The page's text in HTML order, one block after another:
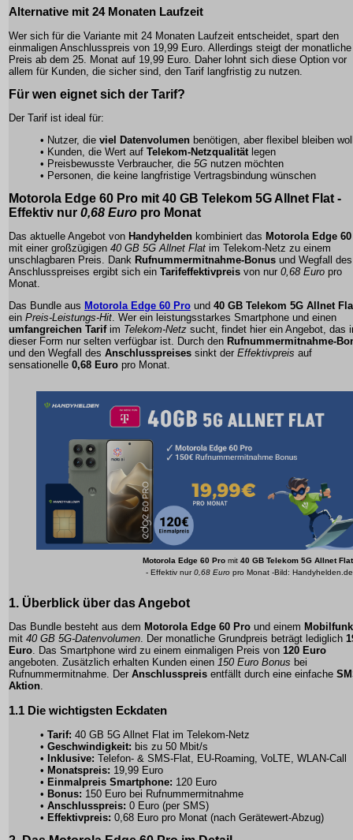
Alternative mit 24 Monaten Laufzeit
Wer sich für die Variante mit 24 Monaten Laufzeit entscheidet, spart den
einmaligen Anschlusspreis von 19,99 Euro. Allerdings steigt der monatliche
Preis ab dem 25. Monat auf 19,99 Euro . Daher lohnt sich diese Option vor
allem für Kunden, die sicher sind, den Tarif langfristig zu nutzen.
Für wen eignet sich der Tarif?
Der Tarif ist ideal für:
• Nutzer, die viel Datenvolumen benötigen, aber flexibel bleiben
• Kunden, die Wert auf Telekom-Netzqualität legen
• Preisbewusste Verbraucher, die 5G nutzen möchten
• Personen, die keine langfristige Vertragsbindung wünschen
Motorola Edge 60 Pro mit 40 GB Telekom 5G Allnet Flat -
Effektiv nur 0,68 Euro pro Monat
Das aktuelle Angebot von Handyhelden kombiniert das Motorola Edge
mit einer großzügigen 40 GB 5G Allnet Flat im Telekom-Netz zu einem
unschlagbaren Preis. Dank Rufnummermitnahme-Bonus und Wegfall des
Anschlusspreises ergibt sich ein Tarifeffektivpreis von nur 0,68 Euro pro
Monat.
Das Bundle aus Motorola Edge 60 Pro und 40 GB Telekom 5G Allnet
ein Preis-Leistungs-Hit . Wer ein leistungsstarkes Smartphone und einen
umfangreichen Tarifim Telekom-Netz sucht, findet hier ein Angebot, das
dieser Form nur selten verfügbar ist. Durch den Rufnummermitnahme-
und den Wegfall des Anschlusspreises sinkt der Effektivpreis auf
sensationelle 0,68 Euro pro Monat.
Motorola Edge 60 Pro mit 40 GB Telekom 5G Allnet Flat
- Effektiv nur0,68 Euro pro Monat -Bild: Handyhelden.de
1. Überblick über das Angebot
Das Bundle besteht aus dem Motorola Edge 60 Pro und einem
mit 40 GB 5G-Datenvolumen . Der monatliche Grundpreis beträgt lediglich
Euro . Das Smartphone wird zu einem einmaligen Preis von 120 Euro
angeboten. Zusätzlich erhalten Kunden einen 150 Euro Bonus bei
Rufnummermitnahme . Der Anschlusspreis entfällt durch eine einfache
Aktion
1.1 Die wichtigsten Eckdaten
• Tarif: 40 GB 5G Allnet Flat im Telekom-Netz
• Geschwindigkeit: bis zu 50 Mbit/s
•
Inklusive: Telefon- & SMS-Flat, EU-Roaming, VoLTE, WLAN-Call
• Monatspreis: 19,99 Euro
• Einmalpreis Smartphone: 120 Euro
• Bonus: 150 Euro bei Rufnummermitnahme
• Anschlusspreis: 0 Euro (per SMS)
• Effektivpreis: 0,68 Euro pro Monat (nach Gerätewert-Abzug)